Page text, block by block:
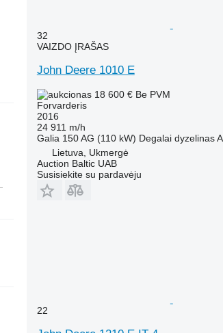
32
VAIZDO ĮRAŠAS
John Deere 1010 E
18 600 € Be PVM
Forvarderis
2016
24 911 m/h
Galia 150 AG (110 kW) Degalai dyzelinas
Lietuva, Ukmergė
Auction Baltic UAB
Susisiekite su pardavėju
22